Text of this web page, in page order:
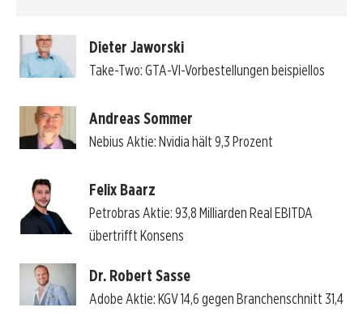
Dieter Jaworski
Take-Two: GTA-VI-Vorbestellungen beispiellos
Andreas Sommer
Nebius Aktie: Nvidia hält 9,3 Prozent
Felix Baarz
Petrobras Aktie: 93,8 Milliarden Real EBITDA
übertrifft Konsens
Dr. Robert Sasse
Adobe Aktie: KGV 14,6 gegen Branchenschnitt 31,4